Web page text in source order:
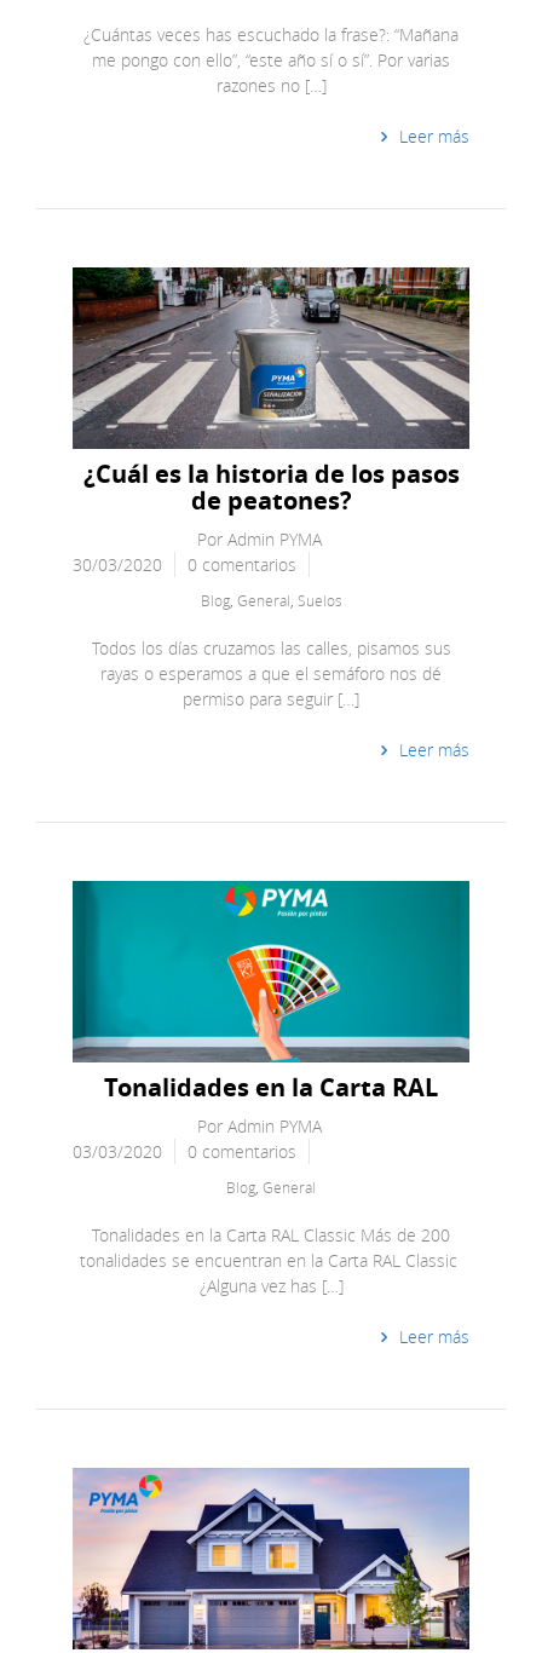
¿Cuántas veces has escuchado la frase?: “Mañana
me pongo con ello”, “este año sí o sí”. Por varias
razones no […]
Leer más
¿Cuál es la historia de los pasos
de peatones?
Por Admin PYMA
30/03/2020
0 comentarios
Blog, General Suelos
Todos los días cruzamos las calles, pisamos sus
rayas o esperamos a que el semáforo nos dé
permiso para seguir […]
Leer más
Tonalidades en la Carta RAL
Por Admin PYMA
03/03/2020
0 comentarios
Blog General
Tonalidades en la Carta RAL Classic Más de 200
tonalidades se encuentran en la Carta RAL Classic
¿Alguna vez has […]
Leer más